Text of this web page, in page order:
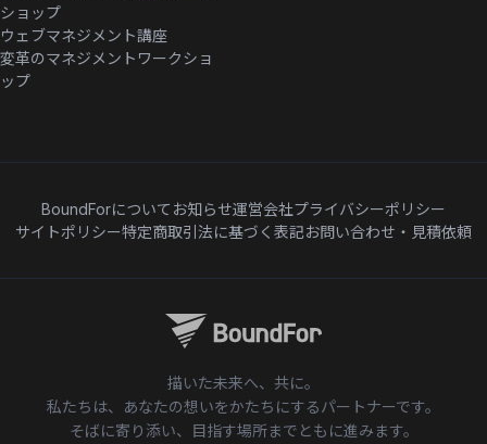
ショップ
ウェブマネジメント講座
変革のマネジメントワークショ
ップ
BoundForについて お知らせ運営会社プライバシーポリシー
サイトポリシー特定商取引法に基づく表記お問い合わせ・見積依頼
描いた未来へ、共に。
私たちは、あなたの想いをかたちにするパートナーです。
そばに寄り添い、目指す場所までともに進みます。